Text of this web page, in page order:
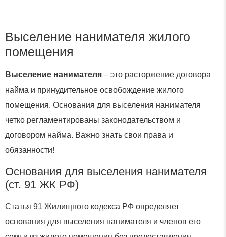
Выселение нанимателя жилого
помещения
Выселение нанимателя – это расторжение договора
найма и принудительное освобождение жилого
помещения. Основания для выселения нанимателя
четко регламентированы законодательством и
договором найма. Важно знать свои права и
обязанности!
Основания для выселения нанимателя
(ст. 91 ЖК РФ)
Статья 91 Жилищного кодекса РФ определяет
основания для выселения нанимателя и членов его